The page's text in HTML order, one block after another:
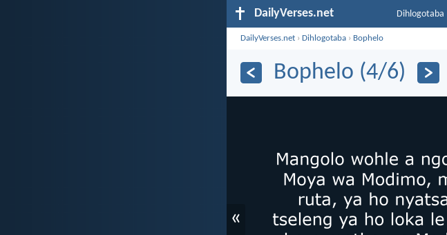
DailyVerses.net Dihlogotaba
DailyVerses.net ›Dihlogotaba › Bophelo
Bophelo (4/6)
«